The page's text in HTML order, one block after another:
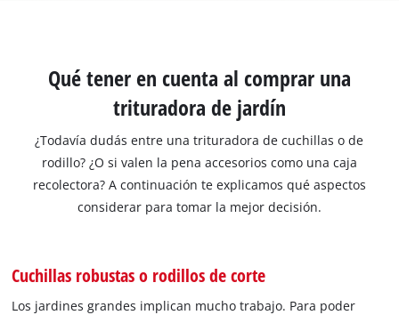
Qué tener en cuenta al comprar una
trituradora de jardín
¿Todavía dudás entre una trituradora de cuchillas o de
rodillo? ¿O si valen la pena accesorios como una caja
recolectora? A continuación te explicamos qué aspectos
considerar para tomar la mejor decisión.
Cuchillas robustas o rodillos de corte
Los jardines grandes implican mucho trabajo. Para poder